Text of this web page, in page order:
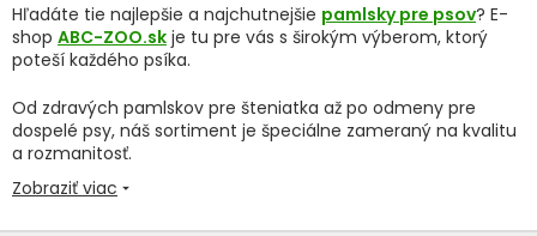
Hľadáte tie najlepšie a najchutnejšie pamlsky pre psov? E-
shop ABC-ZOO.sk je tu pre vás s širokým výberom, ktorý
poteší každého psíka.
Od zdravých pamlskov pre šteniatka až po odmeny pre
dospelé psy, náš sortiment je špeciálne zameraný na kvalitu
a rozmanitosť.
Zobraziť viac arrow_drop_down